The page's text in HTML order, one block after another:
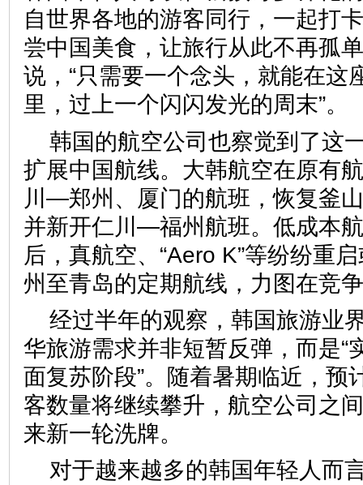
自世界各地的游客同行，一起打
尝中国美食，让旅行从此不再孤
说，“只需要一个念头，就能在这
里，过上一个闪闪发光的周末”。
韩国的航空公司也察觉到了这
扩展中国航线。大韩航空在原有
川—郑州、厦门的航班，恢复釜
并新开仁川—福州航班。低成本
后，真航空、“Aero K”等纷纷重
州至青岛的定期航线，力图在竞
经过半年的观察，韩国旅游业
华旅游需求并非短暂反弹，而是“
面复苏阶段”。随着暑期临近，预
客数量将继续攀升，航空公司之
来新一轮洗牌。
对于越来越多的韩国年轻人而